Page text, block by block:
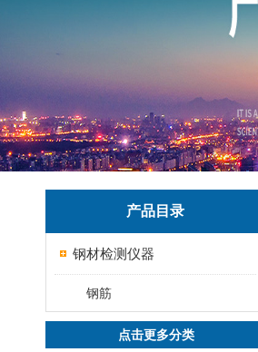
产品目录
钢材检测仪器
钢筋
点击更多分类